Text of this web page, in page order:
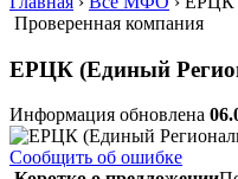
Проверенная компания
ЕРЦК (Единый
Информация обновлена
Сообщить об ошибке